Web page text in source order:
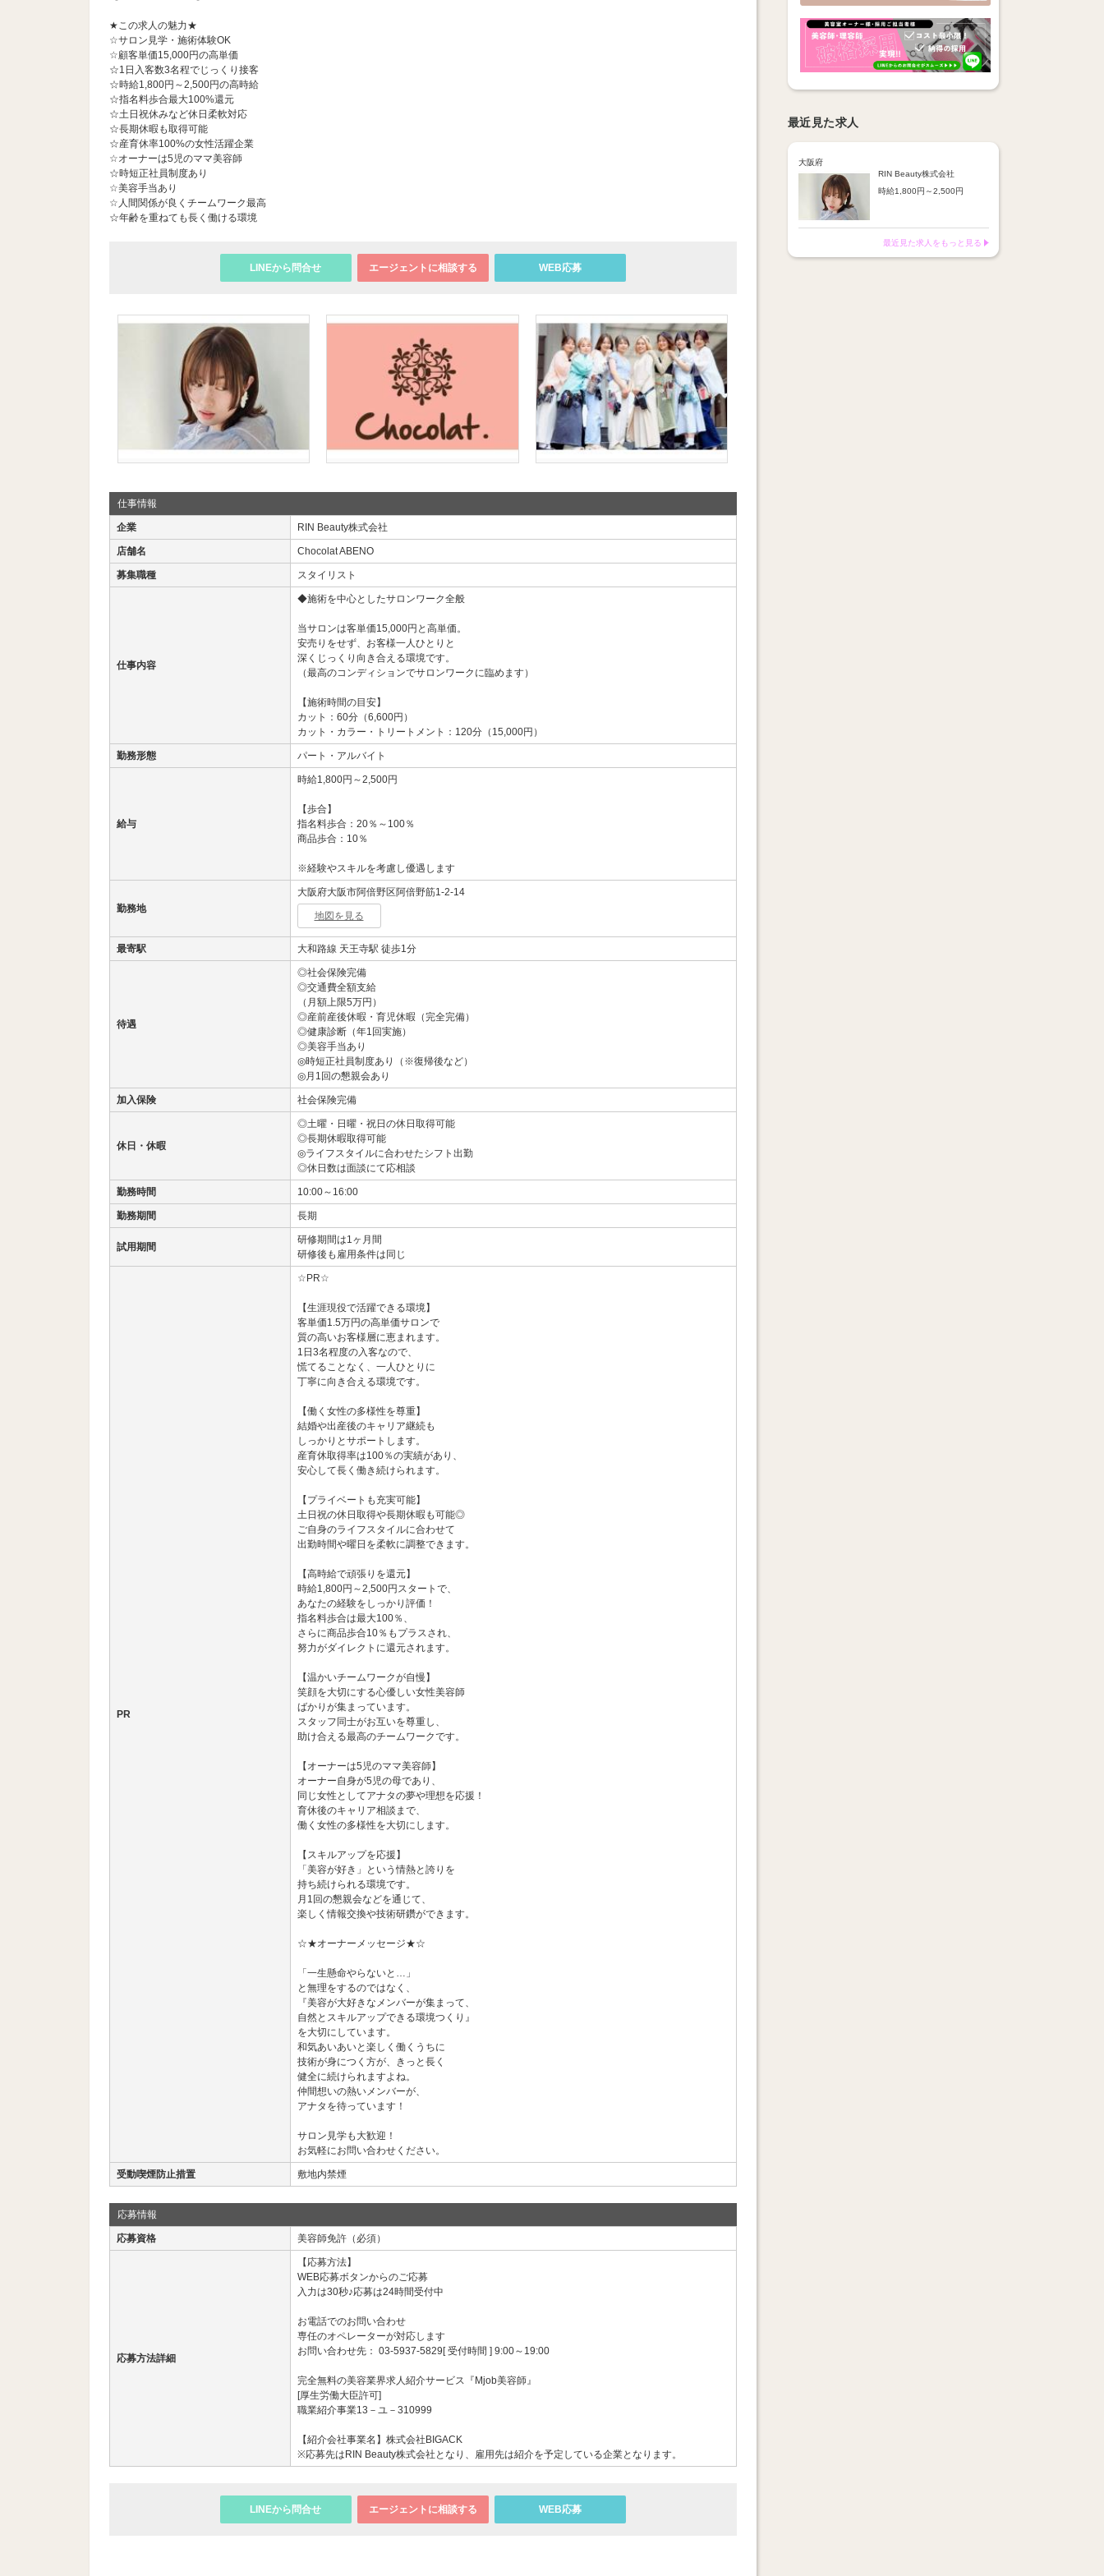
★この求人の魅力★
☆サロン見学・施術体験OK
☆顧客単価15,000円の高単価
☆1日入客数3名程でじっくり接客
☆時給1,800円～2,500円の高時給
☆指名料歩合最大100%還元
☆土日祝休みなど休日柔軟対応
☆長期休暇も取得可能
☆産育休率100%の女性活躍企業
☆オーナーは5児のママ美容師
☆時短正社員制度あり
☆美容手当あり
☆人間関係が良くチームワーク最高
☆年齢を重ねても長く働ける環境
LINEから問合せ エージェントに相談する WEB応募
仕事情報
企業 RIN Beauty株式会社
店舗名 Chocolat ABENO
募集職種 スタイリスト
仕事内容
◆施術を中心としたサロンワーク全般
当サロンは客単価15,000円と高単価。
安売りをせず、お客様一人ひとりと
深くじっくり向き合える環境です。
（最高のコンディションでサロンワークに臨めます）
【施術時間の目安】
カット：60分（6,600円）
カット・カラー・トリートメント：120分（15,000円）
勤務形態 パート・アルバイト
給与
時給1,800円～2,500円
【歩合】
指名料歩合：20％～100％
商品歩合：10％
※経験やスキルを考慮し優遇します
勤務地
大阪府大阪市阿倍野区阿倍野筋1-2-14
地図を見る
最寄駅 大和路線 天王寺駅 徒歩1分
待遇
◎社会保険完備
◎交通費全額支給
（月額上限5万円）
◎産前産後休暇・育児休暇（完全完備）
◎健康診断（年1回実施）
◎美容手当あり
◎時短正社員制度あり（※復帰後など）
◎月1回の懇親会あり
加入保険 社会保険完備
休日・休暇
◎土曜・日曜・祝日の休日取得可能
◎長期休暇取得可能
◎ライフスタイルに合わせたシフト出勤
◎休日数は面談にて応相談
勤務時間 10:00～16:00
勤務期間 長期
試用期間
研修期間は1ヶ月間
研修後も雇用条件は同じ
PR
☆PR☆
【生涯現役で活躍できる環境】
客単価1.5万円の高単価サロンで
質の高いお客様層に恵まれます。
1日3名程度の入客なので、
慌てることなく、一人ひとりに
丁寧に向き合える環境です。
【働く女性の多様性を尊重】
結婚や出産後のキャリア継続も
しっかりとサポートします。
産育休取得率は100％の実績があり、
安心して長く働き続けられます。
【プライベートも充実可能】
土日祝の休日取得や長期休暇も可能◎
ご自身のライフスタイルに合わせて
出勤時間や曜日を柔軟に調整できます。
【高時給で頑張りを還元】
時給1,800円～2,500円スタートで、
あなたの経験をしっかり評価！
指名料歩合は最大100％、
さらに商品歩合10％もプラスされ、
努力がダイレクトに還元されます。
【温かいチームワークが自慢】
笑顔を大切にする心優しい女性美容師
ばかりが集まっています。
スタッフ同士がお互いを尊重し、
助け合える最高のチームワークです。
【オーナーは5児のママ美容師】
オーナー自身が5児の母であり、
同じ女性としてアナタの夢や理想を応援！
育休後のキャリア相談まで、
働く女性の多様性を大切にします。
【スキルアップを応援】
「美容が好き」という情熱と誇りを
持ち続けられる環境です。
月1回の懇親会などを通じて、
楽しく情報交換や技術研鑽ができます。
☆★オーナーメッセージ★☆
「一生懸命やらないと…」
と無理をするのではなく、
『美容が大好きなメンバーが集まって、
自然とスキルアップできる環境つくり』
を大切にしています。
和気あいあいと楽しく働くうちに
技術が身につく方が、きっと長く
健全に続けられますよね。
仲間想いの熱いメンバーが、
アナタを待っています！
サロン見学も大歓迎！
お気軽にお問い合わせください。
受動喫煙防止措置 敷地内禁煙
応募情報
応募資格 美容師免許（必須）
応募方法詳細
【応募方法】
WEB応募ボタンからのご応募
入力は30秒♪応募は24時間受付中
お電話でのお問い合わせ
専任のオペレーターが対応します
お問い合わせ先： 03-5937-5829[ 受付時間 ] 9:00～19:00
完全無料の美容業界求人紹介サービス『Mjob美容師』
[厚生労働大臣許可]
職業紹介事業13－ユ－310999
【紹介会社事業名】株式会社BIGACK
※応募先はRIN Beauty株式会社となり、雇用先は紹介を予定している企業となります。
LINEから問合せ エージェントに相談する WEB応募
最近見た求人
大阪府
RIN Beauty株式会社
時給1,800円～2,500円
※経験やスキルを考慮し優遇
最近見た求人をもっと見る